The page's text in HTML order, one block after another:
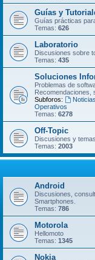
Guías y
Guí­as prácticas
Temas: 626
Laboratorio
Discusiones sobre
Temas: 435
Soluciones
Problemas de
Recomendaciones,
Subforos:
Operativos
Temas: 6278
Off-Topic
Discusiones y
Temas: 2003
Android
Discusiones,
Smartphones.
Temas: 786
Motorola
Hellomoto
Temas: 1345
Nokia